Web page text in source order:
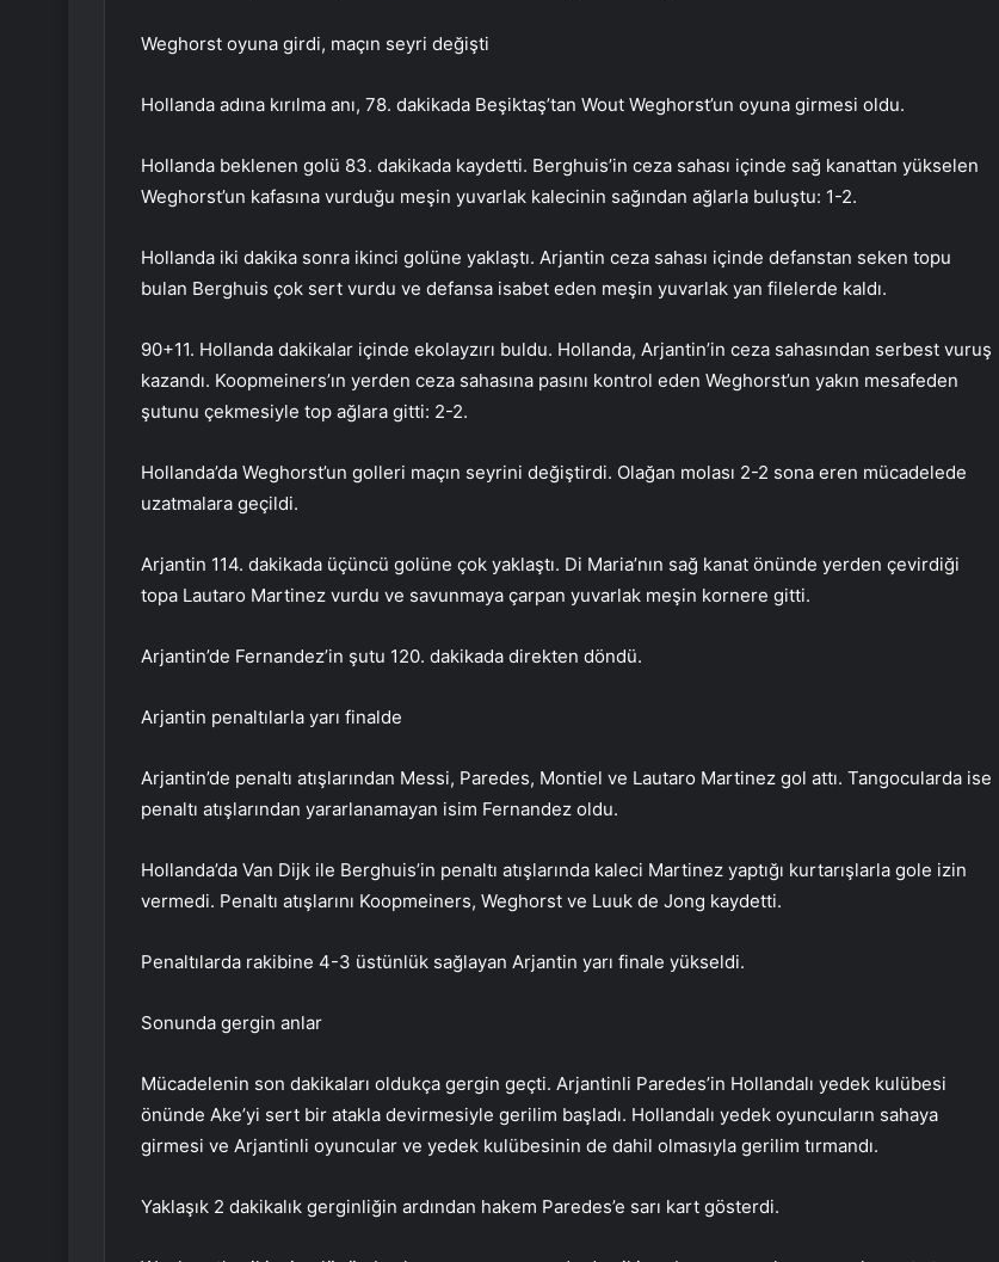
Weghorst oyuna girdi, maçın seyri değişti
Hollanda adına kırılma anı, 78. dakikada Beşiktaş’tan Wout Weghorst’un oyuna girmesi oldu.
Hollanda beklenen golü 83. dakikada kaydetti. Berghuis’in ceza sahası içinde sağ kanattan yükselen
Weghorst’un kafasına vurduğu meşin yuvarlak kalecinin sağından ağlarla buluştu: 1-2.
Hollanda iki dakika sonra ikinci golüne yaklaştı. Arjantin ceza sahası içinde defanstan seken topu
bulan Berghuis çok sert vurdu ve defansa isabet eden meşin yuvarlak yan filelerde kaldı.
90+11. Hollanda dakikalar içinde ekolayzırı buldu. Hollanda, Arjantin’in ceza sahasından serbest vuruş
kazandı. Koopmeiners’ın yerden ceza sahasına pasını kontrol eden Weghorst’un yakın mesafeden
şutunu çekmesiyle top ağlara gitti: 2-2.
Hollanda’da Weghorst’un golleri maçın seyrini değiştirdi. Olağan molası 2-2 sona eren mücadelede
uzatmalara geçildi.
Arjantin 114. dakikada üçüncü golüne çok yaklaştı. Di Maria’nın sağ kanat önünde yerden çevirdiği
topa Lautaro Martinez vurdu ve savunmaya çarpan yuvarlak meşin kornere gitti.
Arjantin’de Fernandez’in şutu 120. dakikada direkten döndü.
Arjantin penaltılarla yarı finalde
Arjantin’de penaltı atışlarından Messi, Paredes, Montiel ve Lautaro Martinez gol attı. Tangocularda ise
penaltı atışlarından yararlanamayan isim Fernandez oldu.
Hollanda’da Van Dijk ile Berghuis’in penaltı atışlarında kaleci Martinez yaptığı kurtarışlarla gole izin
vermedi. Penaltı atışlarını Koopmeiners, Weghorst ve Luuk de Jong kaydetti.
Penaltılarda rakibine 4-3 üstünlük sağlayan Arjantin yarı finale yükseldi.
Sonunda gergin anlar
Mücadelenin son dakikaları oldukça gergin geçti. Arjantinli Paredes’in Hollandalı yedek kulübesi
önünde Ake’yi sert bir atakla devirmesiyle gerilim başladı. Hollandalı yedek oyuncuların sahaya
girmesi ve Arjantinli oyuncular ve yedek kulübesinin de dahil olmasıyla gerilim tırmandı.
Yaklaşık 2 dakikalık gerginliğin ardından hakem Paredes’e sarı kart gösterdi.